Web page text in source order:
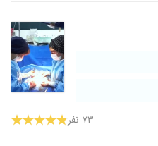
ومصرف داروهای خانم ۱۴۰۰/۰۷/۰۶
۱۴۰۰/۰۲/۱۶
۱۴۰۰/۰۷/۱۳
و کارشون هم بسیار عالی
۱۳۹۷/۰۹/۱۳ ۷۳ نفر